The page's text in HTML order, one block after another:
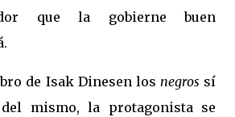
que la gobierne buen
de Isak Dinesen los negros sí
mismo, la protagonista se